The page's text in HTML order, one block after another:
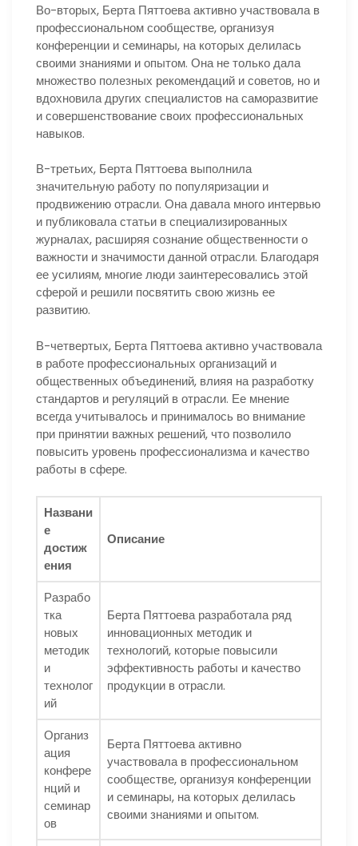
Во-вторых, Берта Пяттоева активно участвовала в
профессиональном сообществе, организуя
конференции и семинары, на которых делилась
своими знаниями и опытом. Она не только дала
множество полезных рекомендаций и советов, но и
вдохновила других специалистов на саморазвитие
и совершенствование своих профессиональных
навыков.
В-третьих, Берта Пяттоева выполнила
значительную работу по популяризации и
продвижению отрасли. Она давала много интервью
и публиковала статьи в специализированных
журналах, расширяя сознание общественности о
важности и значимости данной отрасли. Благодаря
ее усилиям, многие люди заинтересовались этой
сферой и решили посвятить свою жизнь ее
развитию.
В-четвертых, Берта Пяттоева активно участвовала
в работе профессиональных организаций и
общественных объединений, влияя на разработку
стандартов и регуляций в отрасли. Ее мнение
всегда учитывалось и принималось во внимание
при принятии важных решений, что позволило
повысить уровень профессионализма и качество
работы в сфере.
Названи
е
достиж
ения
Описание
Разрабо
тка
новых
методик
и
технолог
ий
Берта Пяттоева разработала ряд
инновационных методик и
технологий, которые повысили
эффективность работы и качество
продукции в отрасли.
Организ
ация
конфере
нций и
семинар
ов
Берта Пяттоева активно
участвовала в профессиональном
сообществе, организуя конференции
и семинары, на которых делилась
своими знаниями и опытом.